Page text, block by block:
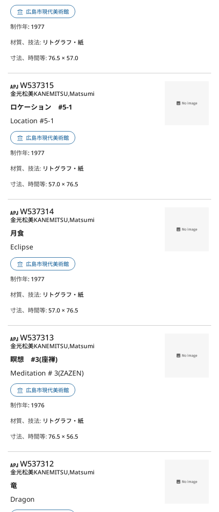
広島市現代美術館
制作年: 1977
材質、技法: リトグラフ・紙
寸法、時間等:76.5 × 57.0
APJ
W537315
ロケーション #5-1
Location #5-1
金光松美KANEMITSU,Matsumi
広島市現代美術館
制作年: 1977
材質、技法: リトグラフ・紙
寸法、時間等:57.0 × 76.5
APJ
W537314
月食
Eclipse
金光松美KANEMITSU,Matsumi
広島市現代美術館
制作年: 1977
材質、技法: リトグラフ・紙
寸法、時間等:57.0 × 76.5
APJ
W537313
瞑想 #3(座禅)
Meditation # 3(ZAZEN)
金光松美KANEMITSU,Matsumi
広島市現代美術館
制作年: 1976
材質、技法: リトグラフ・紙
寸法、時間等:76.5 × 56.5
APJ
W537312
竜
Dragon
金光松美KANEMITSU,Matsumi